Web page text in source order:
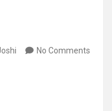
No Comments